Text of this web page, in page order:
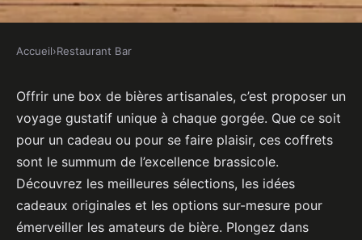
Box bières artisanales et cadeau
bière : offrez l'excellence
brassicole
Axel•15 septembre 2024 •5 min de lecture
Accueil›Restaurant Bar
Offrir une box de bières artisanales, c’est proposer un
voyage gustatif unique à chaque gorgée. Que ce soit
pour un cadeau ou pour se faire plaisir, ces coffrets
sont le summum de l’excellence brassicole.
Découvrez les meilleures sélections, les idées
cadeaux originales et les options sur-mesure pour
émerveiller les amateurs de bière. Plongez dans